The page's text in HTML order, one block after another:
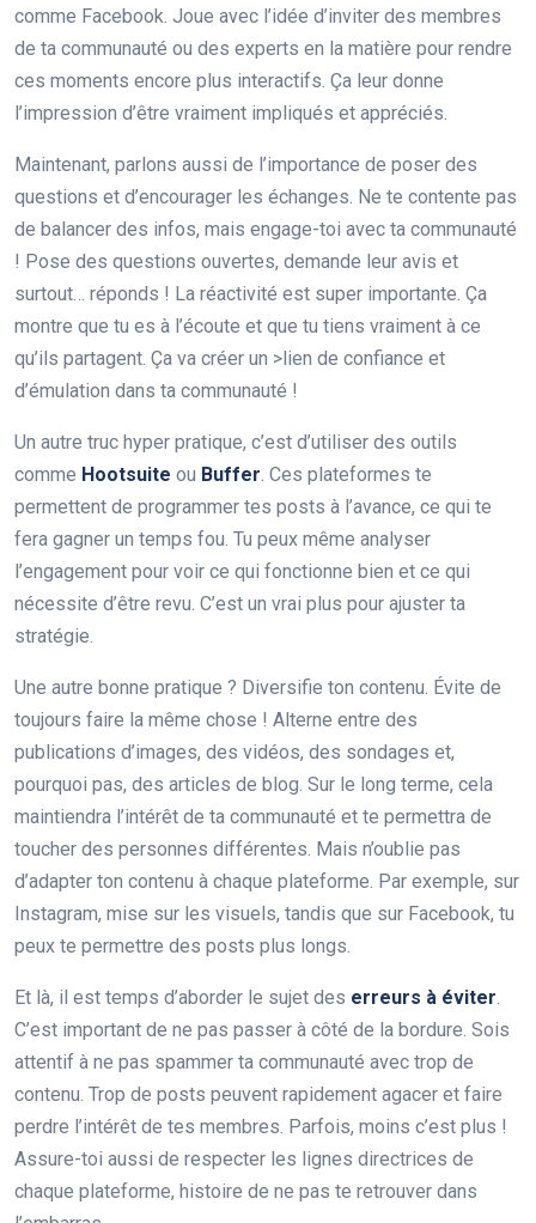
comme Facebook. Joue avec l’idée d’inviter des membres
de ta communauté ou des experts en la matière pour rendre
ces moments encore plus interactifs. Ça leur donne
l’impression d’être vraiment impliqués et appréciés.
Maintenant, parlons aussi de l’importance de poser des
questions et d’encourager les échanges. Ne te contente pas
de balancer des infos, mais engage-toi avec ta communauté
! Pose des questions ouvertes, demande leur avis et
surtout… réponds ! La réactivité est super importante. Ça
montre que tu es à l’écoute et que tu tiens vraiment à ce
qu’ils partagent. Ça va créer un >lien de confiance et
d’émulation dans ta communauté !
Un autre truc hyper pratique, c’est d’utiliser des outils
comme Hootsuite ou Buffer. Ces plateformes te
permettent de programmer tes posts à l’avance, ce qui te
fera gagner un temps fou. Tu peux même analyser
l’engagement pour voir ce qui fonctionne bien et ce qui
nécessite d’être revu. C’est un vrai plus pour ajuster ta
stratégie.
Une autre bonne pratique ? Diversifie ton contenu. Évite de
toujours faire la même chose ! Alterne entre des
publications d’images, des vidéos, des sondages et,
pourquoi pas, des articles de blog. Sur le long terme, cela
maintiendra l’intérêt de ta communauté et te permettra de
toucher des personnes différentes. Mais n’oublie pas
d’adapter ton contenu à chaque plateforme. Par exemple, sur
Instagram, mise sur les visuels, tandis que sur Facebook, tu
peux te permettre des posts plus longs.
Et là, il est temps d’aborder le sujet des erreurs à éviter.
C’est important de ne pas passer à côté de la bordure. Sois
attentif à ne pas spammer ta communauté avec trop de
contenu. Trop de posts peuvent rapidement agacer et faire
perdre l’intérêt de tes membres. Parfois, moins c’est plus !
Assure-toi aussi de respecter les lignes directrices de
chaque plateforme, histoire de ne pas te retrouver dans